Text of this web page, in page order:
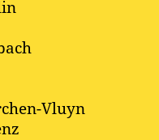
Vluyn